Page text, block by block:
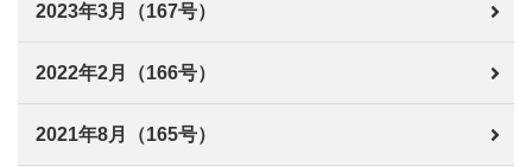
2023年3月（167号）
2022年2月（166号）
2021年8月（165号）